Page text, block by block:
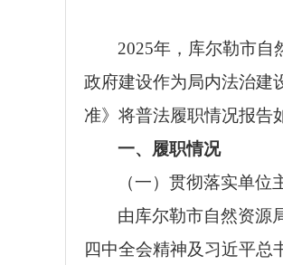
2025年， 库尔勒市自
政府建设作为局内法治建
准》将普法履职情况报告
一、 履职情况
（一）贯彻落实单位
由库尔勒市自然资源
四中全会精神及习近平总